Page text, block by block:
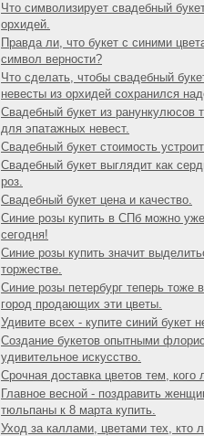
Что символизирует свадебный
орхидей.
Правда ли, что букет с синими
символ верности?
Что сделать, чтобы свадебный
невесты из орхидей сохранился
Свадебный букет из ранункулюсов
для эпатажных невест.
Свадебный букет стоимость
Свадебный букет выглядит как
роз.
Свадебный букет цена и качество.
Синие розы купить в СПб можно уже
сегодня!
Синие розы купить значит
торжестве.
Синие розы петербург теперь тоже
город продающих эти цветы.
Удивите всех - купите синий букет
Создание букетов опытными
удивительное искусство.
Срочная доставка цветов тем, кого
Главное весной - поздравить
тюльпаны к 8 марта купить.
Уход за каллами, цветами тех, кто